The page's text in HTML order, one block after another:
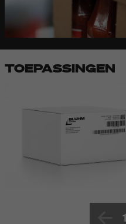
TOEPASSINGEN
1